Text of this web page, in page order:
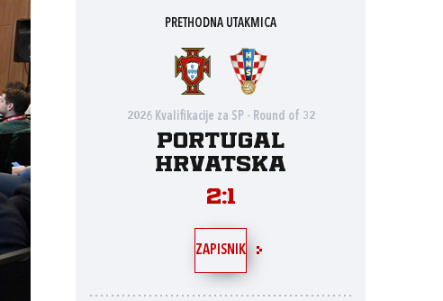
PRETHODNA UTAKMICA
2026 Kvalifikacije za SP - Round of 32
Portugal
Hrvatska
2:1
ZAPISNIK